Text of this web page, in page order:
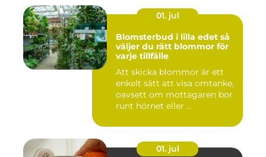
01. jul
Blomsterbud i lilla edet så
väljer du rätt blommor för
varje tillfälle
Att skicka blommor är ett
enkelt sätt att visa omtanke,
oavsett om mottagaren bor
runt hörnet eller ...
01. jul